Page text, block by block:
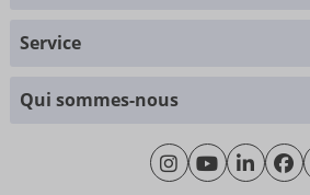
+49 (0)461 50 40
Lundi - Jeudi: 09h00 -
Vendredi: 09h00 -
Service
Tableau des tailles
Qui sommes-nous
Qui sommes-
Durabilité